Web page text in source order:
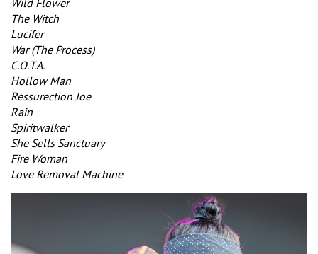
The Witch
Lucifer
War (The Process)
C.O.T.A.
Hollow Man
Ressurection Joe
Rain
Spiritwalker
She Sells Sanctuary
Fire Woman
Love Removal Machine